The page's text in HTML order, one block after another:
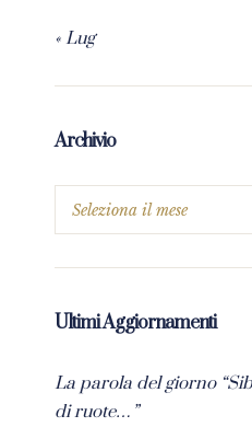
« Lug
Archivio
Ultimi Aggiornamenti
La parola del giorno
di ruote…”